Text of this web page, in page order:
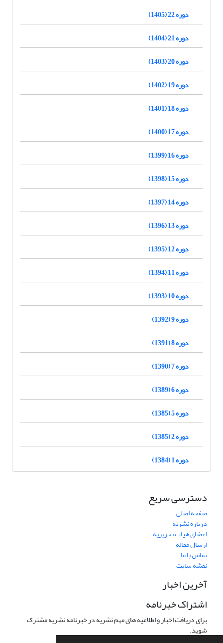
دوره 22 (1405)
دوره 21 (1404)
دوره 20 (1403)
دوره 19 (1402)
دوره 18 (1401)
دوره 17 (1400)
دوره 16 (1399)
دوره 15 (1398)
دوره 14 (1397)
دوره 13 (1396)
دوره 12 (1395)
دوره 11 (1394)
دوره 10 (1393)
دوره 9 (1392)
دوره 8 (1391)
دوره 7 (1390)
دوره 6 (1389)
دوره 5 (1385)
دوره 2 (1385)
دوره 1 (1384)
دسترسی سریع
صفحه اصلی
درباره نشریه
اعضای هیات تحریریه
ارسال مقاله
تماس با ما
نقشه سایت
آخرین اخبار
اشتراک خبرنامه
برای دریافت اخبار و اطلاعیه های مهم نشریه در خبرنامه نشریه مشترک
شوید.